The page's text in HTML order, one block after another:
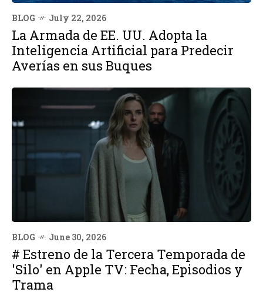
BLOG July 22, 2026
La Armada de EE. UU. Adopta la
Inteligencia Artificial para Predecir
Averías en sus Buques
BLOG June 30, 2026
# Estreno de la Tercera Temporada de
'Silo' en Apple TV: Fecha, Episodios y
Trama